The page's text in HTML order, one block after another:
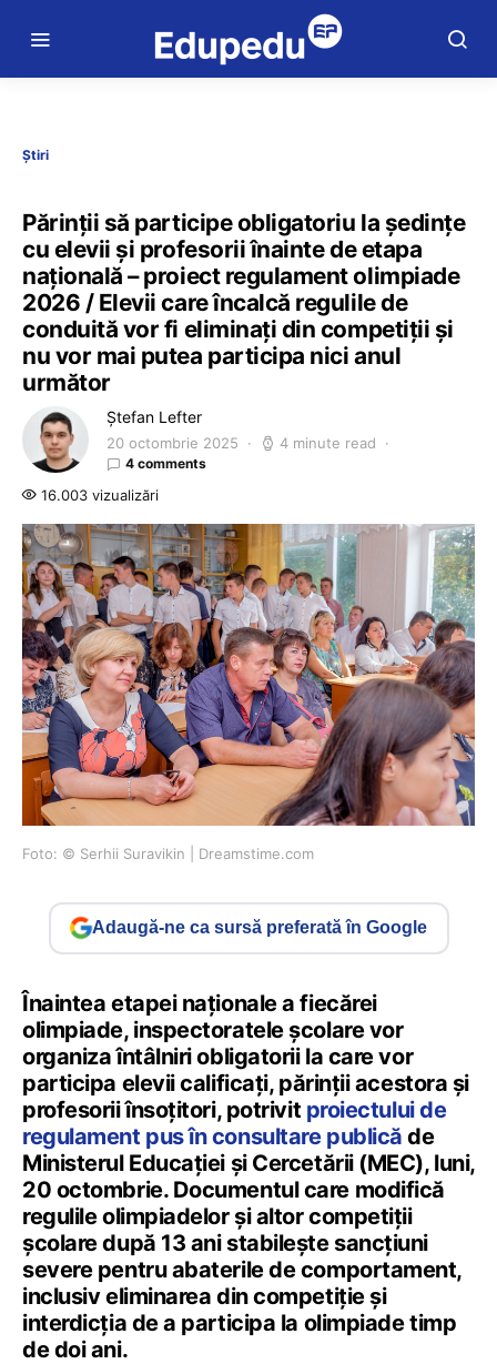
Știri
Părinții să participe obligatoriu la ședințe
cu elevii și profesorii înainte de etapa
națională – proiect regulament olimpiade
2026 / Elevii care încalcă regulile de
conduită vor fi eliminați din competiții și
nu vor mai putea participa nici anul
următor
Ștefan Lefter
20 octombrie 2025 4 minute read
4 comments
16.003 vizualizări
Foto: © Serhii Suravikin | Dreamstime.com
Adaugă-ne ca sursă preferată în Google
Înaintea etapei naționale a fiecărei
olimpiade, inspectoratele școlare vor
organiza întâlniri obligatorii la care vor
participa elevii calificați, părinții acestora și
profesorii însoțitori, potrivit proiectului de
regulament pus în consultare publică de
Ministerul Educației și Cercetării (MEC), luni,
20 octombrie. Documentul care modifică
regulile olimpiadelor și altor competiții
școlare după 13 ani stabilește sancțiuni
severe pentru abaterile de comportament,
inclusiv eliminarea din competiție și
interdicția de a participa la olimpiade timp
de doi ani.